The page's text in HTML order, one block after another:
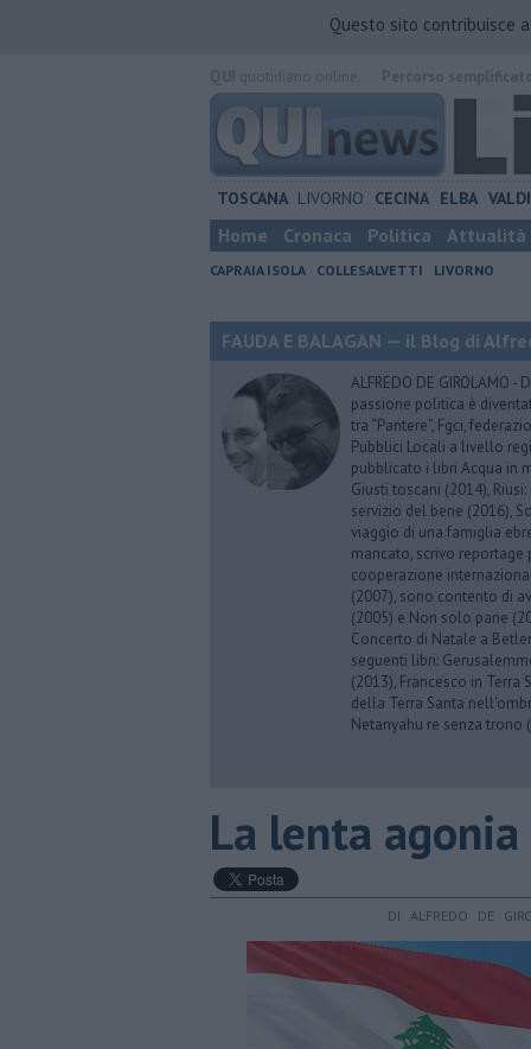
Questo sito contribuisce
TOSCANA LIVORNO CECINA ELBA
Home Cronaca Politica Attualità
CAPRAIA ISOLA COLLESALVETTI LIVORNO
FAUDA E BALAGAN — il Blog di
ALFREDO DE GIROLAMO
passione politica è
tra “Pantere”, Fgci,
Pubblici Locali a livello
pubblicato i libri Acqua in
Giusti toscani (2014),
servizio del bene (2016),
viaggio di una famiglia
mancato, scrivo
cooperazione
(2007), sono contento di
(2005) e Non solo pane
Concerto di Natale a
seguenti libri:
(2013), Francesco in Terra
della Terra Santa
Netanyahu re senza trono
​La lenta
DI ALFREDO DE